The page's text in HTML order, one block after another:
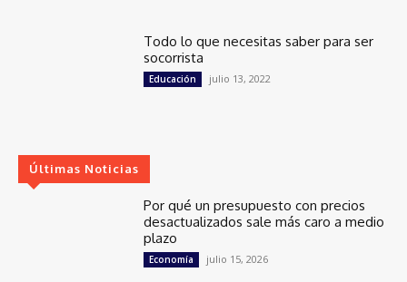
Todo lo que necesitas saber para ser
socorrista
Educación julio 13, 2022
Últimas Noticias
Por qué un presupuesto con precios
desactualizados sale más caro a medio
plazo
Economía julio 15, 2026